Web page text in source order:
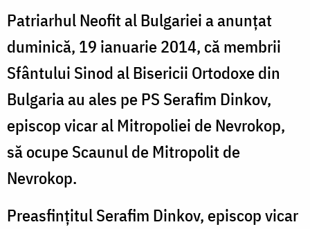
Patriarhul Neofit al Bulgariei a anunțat
duminică, 19 ianuarie 2014, că membrii
Sfântului Sinod al Bisericii Ortodoxe din
Bulgaria au ales pe PS Serafim Dinkov,
episcop vicar al Mitropoliei de Nevrokop,
să ocupe Scaunul de Mitropolit de
Nevrokop.
Preasfințitul Serafim Dinkov, episcop vicar